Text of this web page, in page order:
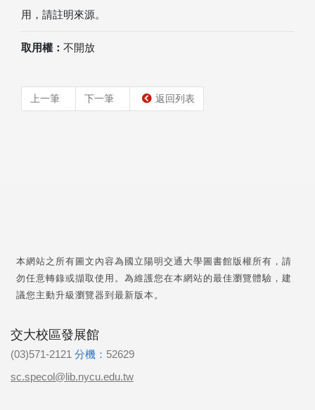
用，請註明來源。
取用權： 不開放
上一筆 下一筆 返回列表
本網站之所有圖文內容為國立陽明交通大學圖書館版權所有，請
勿任意轉錄或擷取使用。為維護您在本網站的最佳瀏覽體驗，建
議您主動升級瀏覽器到最新版本。
交大校區發展館
(03)571-2121 分機： 52629
sc.specol@lib.nycu.edu.tw